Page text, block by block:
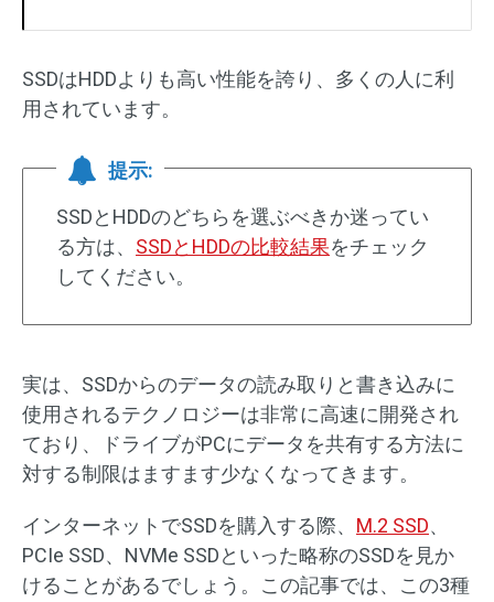
SSDはHDDよりも高い性能を誇り、多くの人に利
用されています。
提示:
SSDとHDDのどちらを選ぶべきか迷ってい
る方は、 SSDとHDDの比較結果をチェック
してください。
実は、SSDからのデータの読み取りと書き込みに
使用されるテクノロジーは非常に高速に開発され
ており、ドライブがPCにデータを共有する方法に
対する制限はますます少なくなってきます。
インターネットでSSDを購入する際、 M.2 SSD、
PCIe SSD、NVMe SSDといった略称のSSDを見か
けることがあるでしょう。この記事では、この3種